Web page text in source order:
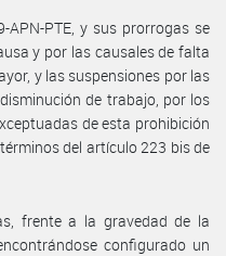
APN-PTE, y sus prorrogas se
y por las causales de falta
y las suspensiones por las
de trabajo, por los
de esta prohibición
del artículo 223 bis de
frente a la gravedad de la
configurado un